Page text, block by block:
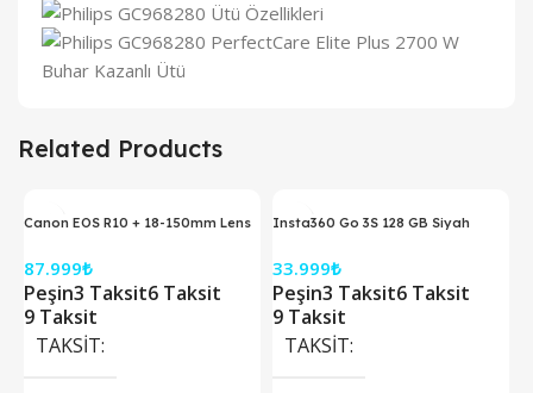
Related Products
Canon EOS R10 + 18-150mm Lens
87.999₺
Peşin3 Taksit6 Taksit
9 Taksit
TAKSIT
Insta360 Go 3S 128 GB Siyah
33.999₺
Peşin3 Taksit6 Taksit
9 Taksit
TAKSIT